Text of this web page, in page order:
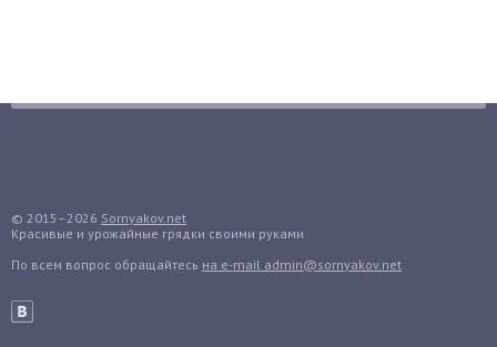
Вишня
Гвоздики
Георгины
© 2015–2026 Sornyakov.net
Красивые и урожайные грядки своими руками
По всем вопрос обращайтесь на e-mail admin@sornyakov.net